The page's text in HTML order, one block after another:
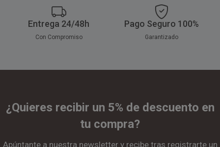
Entrega 24/48h
Con Compromiso
Pago Seguro 100%
Garantizado
¿Quieres recibir un 5% de descuento en
tu compra?
Apúntante a nuestra newsletter y recibe tras registrarte un